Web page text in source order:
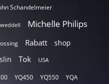
Schandelmeier
Michelle Philips
Rabatt shop
Tok USA
YQ450 YQ550 YQA